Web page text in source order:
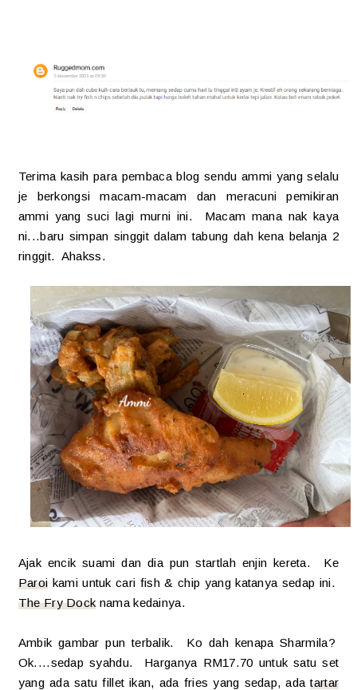
Terima kasih para pembaca blog sendu ammi yang selalu
je berkongsi macam-macam dan meracuni pemikiran
ammi yang suci lagi murni ini. Macam mana nak kaya
ni...baru simpan singgit dalam tabung dah kena belanja 2
ringgit. Ahakss.
Ajak encik suami dan dia pun startlah enjin kereta. Ke
Paroi kami untuk cari fish & chip yang katanya sedap ini.
The Fry Dock nama kedainya.
Ambik gambar pun terbalik. Ko dah kenapa Sharmila?
Ok....sedap syahdu. Harganya RM17.70 untuk satu set
yang ada satu fillet ikan, ada fries yang sedap, adatartar